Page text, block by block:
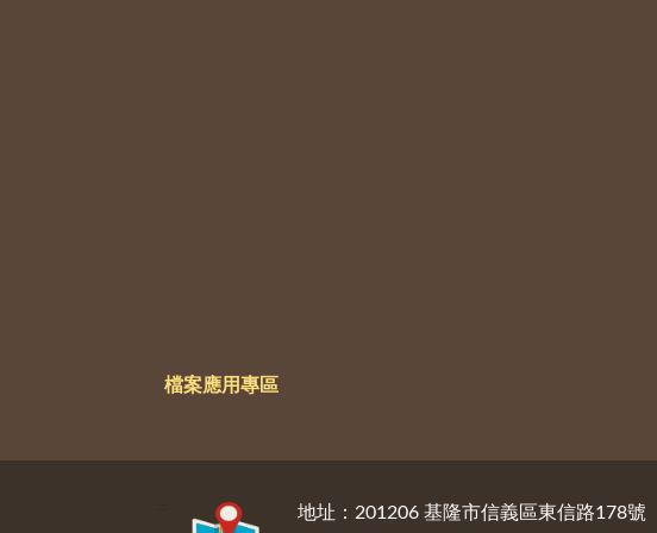
檔案應用專區
地址：201206 基隆市信義區東信路178號